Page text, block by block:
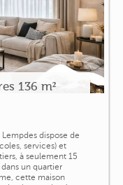
136 m²
dispose de
services) et
à seulement 15
un quartier
cette maison